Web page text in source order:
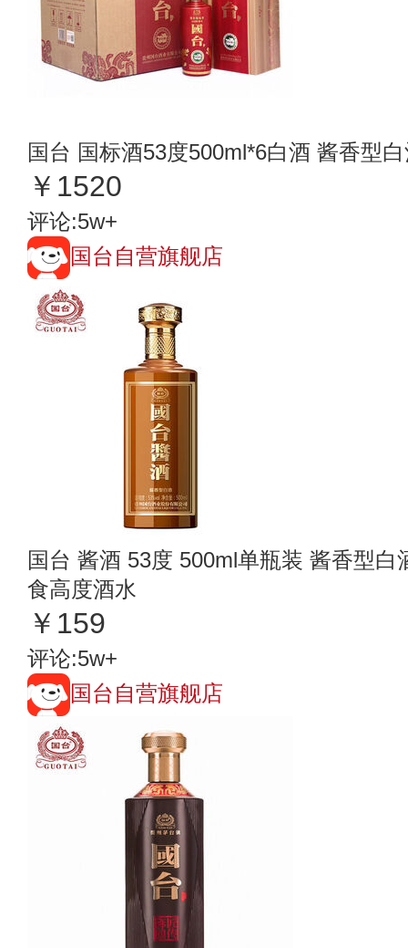
国台 国标酒53度500ml*6白酒 酱香型
￥1520
评论:5w+
国台自营旗舰店
国台 酱酒 53度 500ml单瓶装 酱香型
食高度酒水
￥159
评论:5w+
国台自营旗舰店